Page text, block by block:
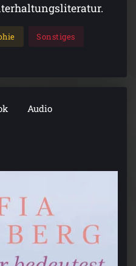
Sonstiges
Audio